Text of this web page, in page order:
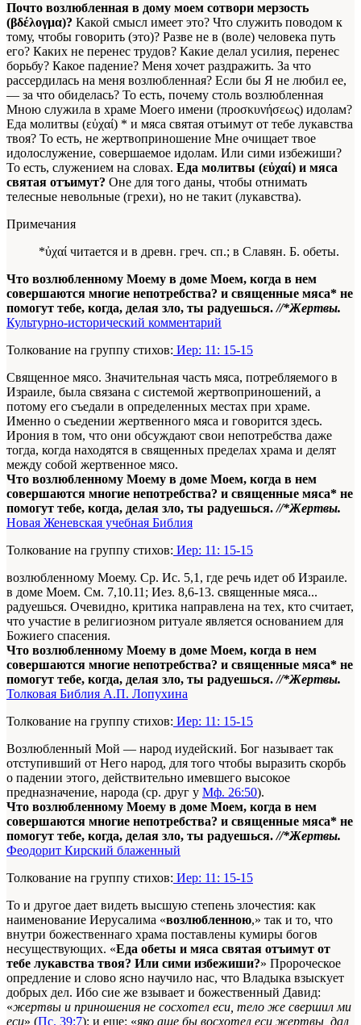
Почто возлюбленная в дому моем сотвори мерзость
(βδέλογμα)? Какой смысл имеет это? Что служить поводом к
тому, чтобы говорить (это)? Разве не в (воле) человека путь
его? Каких не перенес трудов? Какие делал усилия, перенес
борьбу? Какое падение? Меня хочет раздражить. За что
рассердилась на меня возлюбленная? Если бы Я не любил ее,
— за что обиделась? То есть, почему столь возлюбленная
Мною служила в храме Моего имени (προσκυνήσεως) идолам?
Еда молитвы (εὐχαί) * и мяса святая отъимут от тебе лукавства
твоя? То есть, не жертвоприношение Мне очищает твое
идолослужение, совершаемое идолам. Или сими избежиши?
То есть, служением на словах. Еда молитвы (εὐχαί) и мяса
святая отъимут? Оне для того даны, чтобы отнимать
телесные невольные (грехи), но не такиτ (лукавства).
Примечания
*ὐχαί читается и в древн. греч. сп.; в Славян. Б. обеты.
Что возлюбленному Моему в доме Моем, когда в нем
совершаются многие непотребства? и священные мяса* не
помогут тебе, когда, делая зло, ты радуешься.//*Жертвы.
Культурно-исторический комментарий
Толкование на группу стихов: Иер: 11: 15-15
Священное мясо. Значительная часть мяса, потребляемого в
Израиле, была связана с системой жертвоприношений, а
потому его съедали в определенных местах при храме.
Именно о съедении жертвенного мяса и говорится здесь.
Ирония в том, что они обсуждают свои непотребства даже
тогда, когда находятся в священных пределах храма и делят
между собой жертвенное мясо.
Что возлюбленному Моему в доме Моем, когда в нем
совершаются многие непотребства? и священные мяса* не
помогут тебе, когда, делая зло, ты радуешься.//*Жертвы.
Новая Женевская учебная Библия
Толкование на группу стихов: Иер: 11: 15-15
возлюбленному Моему. Ср. Ис. 5,1, где речь идет об Израиле.
в доме Моем. См. 7,10.11; Иез. 8,6-13. священные мяса...
радуешься. Очевидно, критика направлена на тех, кто считает,
что участие в религиозном ритуале является основанием для
Божиего спасения.
Что возлюбленному Моему в доме Моем, когда в нем
совершаются многие непотребства? и священные мяса* не
помогут тебе, когда, делая зло, ты радуешься.//*Жертвы.
Толковая Библия А.П. Лопухина
Толкование на группу стихов: Иер: 11: 15-15
Возлюбленный Мой — народ иудейский. Бог называет так
отступивший от Него народ, для того чтобы выразить скорбь
о падении этого, действительно имевшего высокое
предназначение, народа (ср. друг у Мф. 26:50).
Что возлюбленному Моему в доме Моем, когда в нем
совершаются многие непотребства? и священные мяса* не
помогут тебе, когда, делая зло, ты радуешься.//*Жертвы.
Феодорит Кирский блаженный
Толкование на группу стихов: Иер: 11: 15-15
То и другое дает видеть высшую степень злочестия: как
наименование Иерусалима «воз­любленною,» так и то, что
внутри божественнаго храма поставлены кумиры богов
несуществующих. «Еда обеты и мяса святая отъимут от
тебе лукавства твоя? Или сими избежиши?» Пророческое
опредление и слово ясно научило нас, что Влады­ка взыскует
добрых дел. Ибо cиe же взывает и божественный Давид:
«жертвы и приношения не сосхотел ecи, тело же свершил ми
ecи» (Пс. 39:7); и еще: «яко аще бы восхотел ecи жертвы, дал